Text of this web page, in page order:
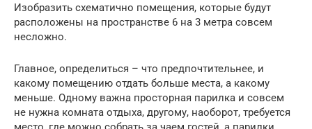
Изобразить схематично помещения, которые будут
расположены на пространстве 6 на 3 метра совсем
несложно.
Главное, определиться – что предпочтительнее, и
какому помещению отдать больше места, а какому
меньше. Одному важна просторная парилка и совсем
не нужна комната отдыха, другому, наоборот, требуется